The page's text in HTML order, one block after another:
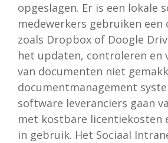
opgeslagen. Er is een lokale
medewerkers gebruiken een
zoals Dropbox of Doogle
het updaten, controleren en
van documenten niet
documentmanagement
software leveranciers gaan
met kostbare licentiekosten
in gebruik. Het Sociaal